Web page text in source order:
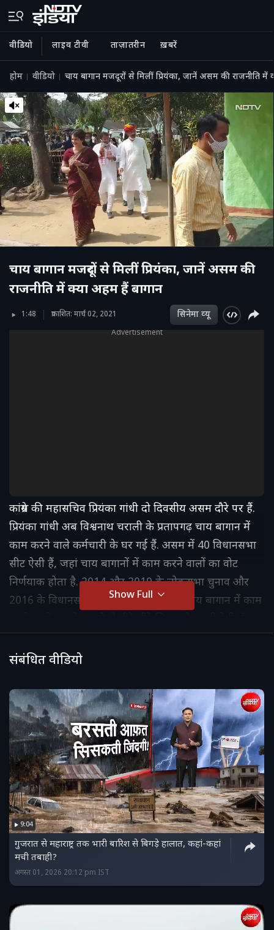
वीडियो लाइव टीवी ताज़ातरीन ख़बरें
होम वीडियो चाय बागान मजदूरों से मिलीं प्रियंका, जानें असम की राजनीति में
चाय बागान मजदूरों से मिलीं प्रियंका, जानें असम की
राजनीति में क्या अहम हैं बागान
1:48 प्रकाशित: मार्च 02, 2021 सिनेमा व्‍यू
Advertisement
कांग्रेस की महासचिव प्रियंका गांधी दो दिवसीय असम दौरे पर हैं.
प्रियंका गांधी अब विश्वनाथ चराली के प्रतापगढ़ चाय बागान में
काम करने वाले कर्मचारी के घर गई हैं. असम में 40 विधानसभा
सीट ऐसी हैं, जहां चाय बागानों में काम करने वालों का वोट
निर्णयाक होता है. 2014 और 2019 के लोकसभा चुनाव और
2016 के विधानसभा चुनाव में देखा गया कि चाय बागान में काम
चला गया. असम की राजनीति में चाय बागान कितने महत्वपूर्ण
हैं, बता रहे हैं Ratnadip Choudhury...
Show Full
संबंधित वीडियो
9:04
गुजरात से महाराष्ट्र तक भारी बारिश से बिगड़े हालात, कहां-कहां
मची तबाही?
अगस्त 01, 2026 20:12 pm IST